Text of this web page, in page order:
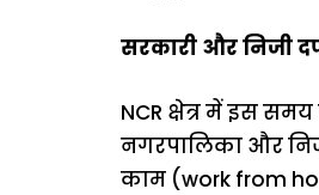
सरकारी और निजी
NCR क्षेत्र में इस
नगरपालिका और
काम (work from